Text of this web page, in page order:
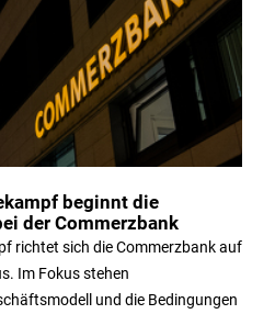
beginnt die
der Commerzbank
richtet sich die Commerzbank auf
Im Fokus stehen
und die Bedingungen